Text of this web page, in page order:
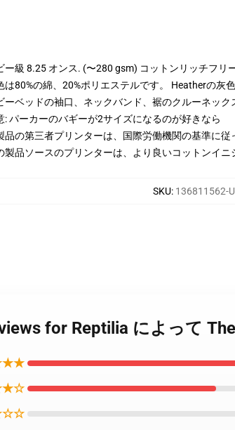
ー級 8.25 オンス. (〜280 gsm) コットンリッチフリ
は80%の綿、20%ポリエステルです。 Heatherの灰
ーベッドの袖口、ネックバンド、裾のクルーネック
: パーカーのバギーが2サイズになるのが好きなら
品の第三者プリンターは、国際労働機関の基準に従
製品ソースのプリンターは、より良いコットンイ
SKU: 136811562-
for Reptilia によって